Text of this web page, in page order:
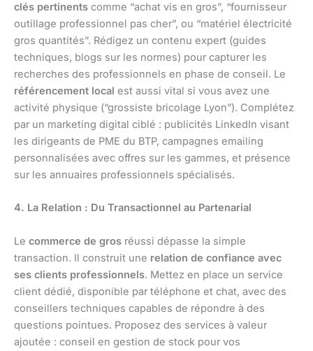
clés pertinents comme “achat vis en gros”, “fournisseur
outillage professionnel pas cher”, ou “matériel électricité
gros quantités”. Rédigez un contenu expert (guides
techniques, blogs sur les normes) pour capturer les
recherches des professionnels en phase de conseil. Le
référencement local est aussi vital si vous avez une
activité physique (“grossiste bricolage Lyon”). Complétez
par un marketing digital ciblé : publicités LinkedIn visant
les dirigeants de PME du BTP, campagnes emailing
personnalisées avec offres sur les gammes, et présence
sur les annuaires professionnels spécialisés.
4. La Relation : Du Transactionnel au Partenarial
Le commerce de gros réussi dépasse la simple
transaction. Il construit une relation de confiance avec
ses clients professionnels. Mettez en place un service
client dédié, disponible par téléphone et chat, avec des
conseillers techniques capables de répondre à des
questions pointues. Proposez des services à valeur
ajoutée : conseil en gestion de stock pour vos